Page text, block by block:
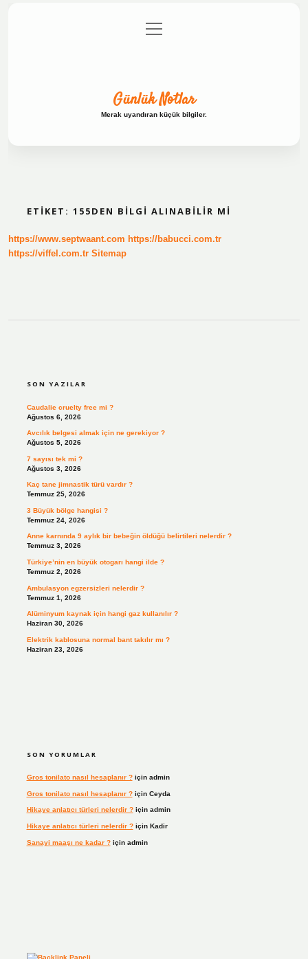
Gizlilik Politikası
menüyü
aç
Günlük Notlar
Merak uyandıran küçük bilgiler.
ETIKET: 155DEN BILGI ALINABILIR MI
https://www.septwaant.com https://babucci.com.tr
https://viffel.com.tr Sitemap
SON YAZILAR
Caudalie cruelty free mi ?
Ağustos 6, 2026
Avcılık belgesi almak için ne gerekiyor ?
Ağustos 5, 2026
7 sayısı tek mi ?
Ağustos 3, 2026
Kaç tane jimnastik türü vardır ?
Temmuz 25, 2026
3 Büyük bölge hangisi ?
Temmuz 24, 2026
Anne karnında 9 aylık bir bebeğin öldüğü belirtileri nelerdir ?
Temmuz 3, 2026
Türkiye’nin en büyük otogarı hangi ilde ?
Temmuz 2, 2026
Ambulasyon egzersizleri nelerdir ?
Temmuz 1, 2026
Alüminyum kaynak için hangi gaz kullanılır ?
Haziran 30, 2026
Elektrik kablosuna normal bant takılır mı ?
Haziran 23, 2026
SON YORUMLAR
Gros tonilato nasıl hesaplanır ?için admin
Gros tonilato nasıl hesaplanır ?için Ceyda
Hikaye anlatıcı türleri nelerdir ?için admin
Hikaye anlatıcı türleri nelerdir ?için Kadir
Sanayi maaşı ne kadar ?için admin